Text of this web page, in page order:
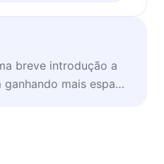
breve introdução a
mais espaço